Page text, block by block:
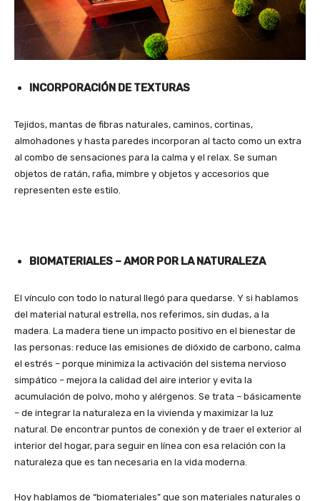
INCORPORACIÓN DE TEXTURAS
Tejidos, mantas de fibras naturales, caminos, cortinas,
almohadones y hasta paredes incorporan al tacto como un extra
al combo de sensaciones para la calma y el relax. Se suman
objetos de ratán, rafia, mimbre y objetos y accesorios que
representen este estilo.
BIOMATERIALES – AMOR POR LA NATURALEZA
El vínculo con todo lo natural llegó para quedarse. Y si hablamos
del material natural estrella, nos referimos, sin dudas, a la
madera. La madera tiene un impacto positivo en el bienestar de
las personas: reduce las emisiones de dióxido de carbono, calma
el estrés – porque minimiza la activación del sistema nervioso
simpático – mejora la calidad del aire interior y evita la
acumulación de polvo, moho y alérgenos. Se trata – básicamente
– de integrar la naturaleza en la vivienda y maximizar la luz
natural. De encontrar puntos de conexión y de traer el exterior al
interior del hogar, para seguir en línea con esa relación con la
naturaleza que es tan necesaria en la vida moderna.
Hoy hablamos de “biomateriales” que son materiales naturales o